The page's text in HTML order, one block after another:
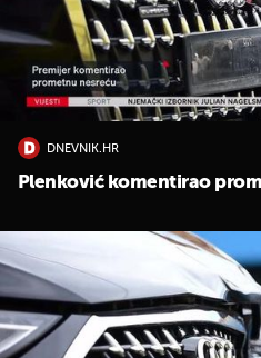
DNEVNIK.HR
Plenković komentirao